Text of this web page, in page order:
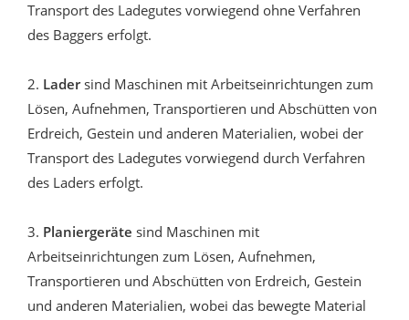
Transport des Ladegutes vorwiegend ohne Verfahren
des Baggers erfolgt.
2. Ladersind Maschinen mit Arbeitseinrichtungen zum
Lösen, Aufnehmen, Transportieren und Abschütten von
Erdreich, Gestein und anderen Materialien, wobei der
Transport des Ladegutes vorwiegend durch Verfahren
des Laders erfolgt.
3. Planiergeräte sind Maschinen mit
Arbeitseinrichtungen zum Lösen, Aufnehmen,
Transportieren und Abschütten von Erdreich, Gestein
und anderen Materialien, wobei das bewegte Material